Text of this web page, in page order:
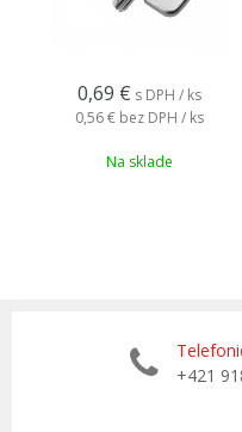
0,69 € s DPH / ks
0,56 € bez DPH / ks
Na sklade
+421